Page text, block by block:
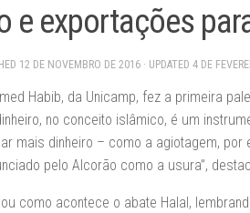
e exportações
12 DE NOVEMBRO DE 2016 · UPDATED 4 DE
Habib, da Unicamp, fez a primeira
no conceito islâmico, é um
mais dinheiro – como a agiotagem,
pelo Alcorão como a usura”,
como acontece o abate Halal,